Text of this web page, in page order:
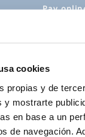
cookies
propias y de
y mostrarte
en base a un
de navegación.
Pay